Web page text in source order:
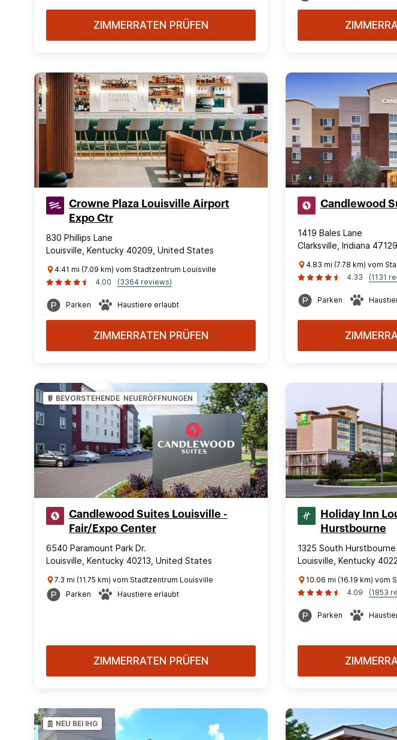
ZIMMERRATEN PRÜFEN
Crowne Plaza Louisville Airport
Expo Ctr
830 Phillips Lane
Louisville, Kentucky 40209, United States
4.41 mi (7.09 km) vom Stadtzentrum Louisville
4.00
(3364 reviews)
Parken Haustiere erlaubt
ZIMMERRATEN PRÜFEN
Candlewood
1419 Bales Lane
Clarksville, Indiana
4.83 mi (7.78 km) vom
4.33
(1131
Parken
BEVORSTEHENDE NEUERÖFFNUNGEN
Candlewood Suites Louisville -
Fair/Expo Center
6540 Paramount Park Dr.
Louisville, Kentucky 40213, United States
7.3 mi (11.75 km) vom Stadtzentrum Louisville
Parken
Haustiere erlaubt
ZIMMERRATEN PRÜFEN
Holiday Inn
Hurstbourne
1325 South
Louisville, Kentucky
10.06 mi (16.19 km) vom
4.09
(1853
Parken
NEU BEI IHG